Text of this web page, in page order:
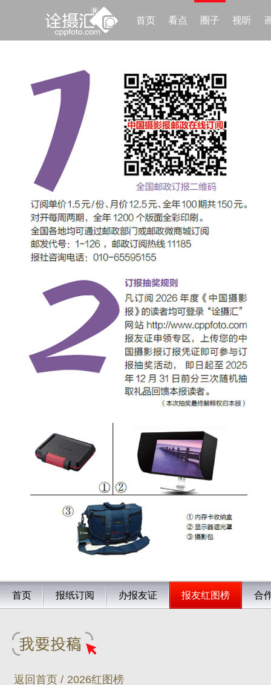
首页 看点 圈子 视听
首页 报纸订阅 办报友证 报友红图榜 合
返回首页 / 2026红图榜